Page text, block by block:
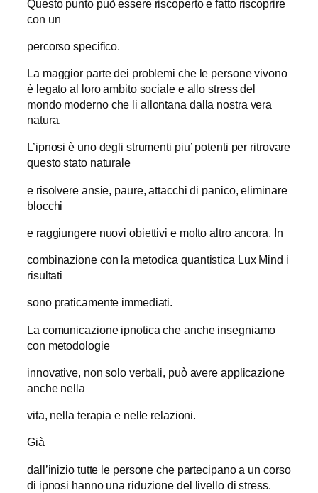
Questo punto può essere riscoperto e fatto riscoprire
con un
percorso specifico.
La maggior parte dei problemi che le persone vivono
è legato al loro ambito sociale e allo stress del
mondo moderno che li allontana dalla nostra vera
natura.
L’ipnosi è uno degli strumenti piu’ potenti per ritrovare
questo stato naturale
e risolvere ansie, paure, attacchi di panico, eliminare
blocchi
e raggiungere nuovi obiettivi e molto altro ancora. In
combinazione con la metodica quantistica Lux Mind i
risultati
sono praticamente immediati.
La comunicazione ipnotica che anche insegniamo
con metodologie
innovative, non solo verbali, può avere applicazione
anche nella
vita, nella terapia e nelle relazioni.
Già
dall’inizio tutte le persone che partecipano a un corso
di ipnosi hanno una riduzione del livello di stress.